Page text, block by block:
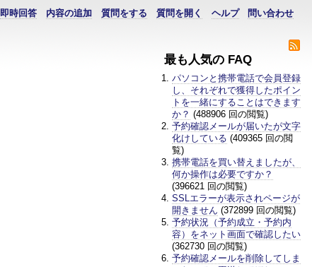
問い合わせ
ヘルプ
質問を開く
質問をする
内容の追加
即時回答
最も人気の FAQ
パソコンと携帯電話で会員登録
し、それぞれで獲得したポイン
トを一緒にすることはできます
か？ (488906 回の閲覧)
予約確認メールが届いたが文字
化けしている (409365 回の閲
覧)
携帯電話を買い替えましたが、
何か操作は必要ですか？
(396621 回の閲覧)
SSLエラーが表示されページが
開きません (372899 回の閲覧)
予約状況（予約成立・予約内
容）をネット画面で確認したい
(362730 回の閲覧)
予約確認メールを削除してしま